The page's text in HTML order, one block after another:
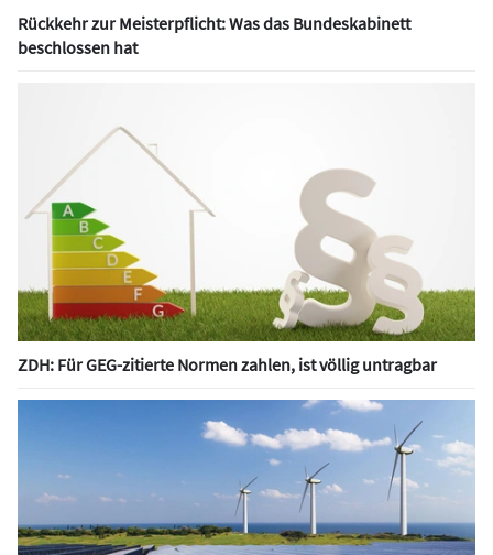
Rückkehr zur Meisterpflicht: Was das Bundeskabinett
beschlossen hat
ZDH: Für GEG-zitierte Normen zahlen, ist völlig untragbar